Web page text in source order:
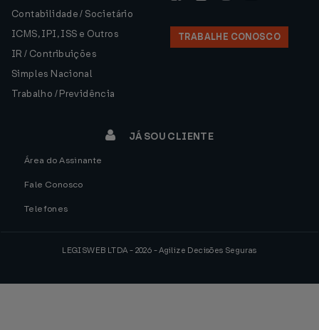
Contabilidade / Societário
ICMS, IPI, ISS e Outros
IR / Contribuições
Simples Nacional
Trabalho / Previdência
TRABALHE CONOSCO
JÁ SOU CLIENTE
Área do Assinante
Fale Conosco
Telefones
LEGISWEB LTDA - 2026 - Agilize Decisões Seguras